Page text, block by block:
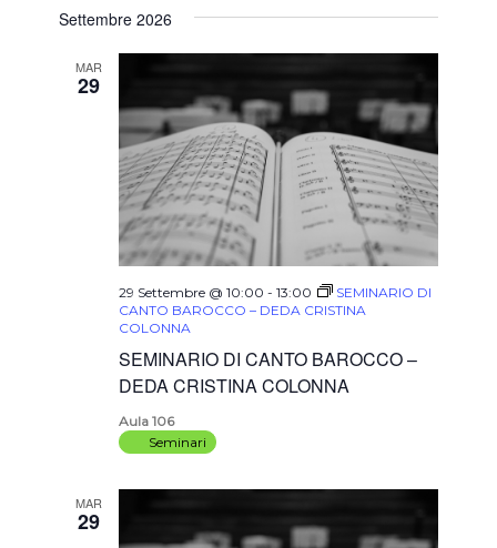
e
viste
la
Settembre 2026
MAR
29
SEMINARIO DI CANTO BAROCCO –
DEDA CRISTINA COLONNA
29 Settembre @ 10:00 -13:00
SEMINARIO DI
CANTO BAROCCO – DEDA CRISTINA
COLONNA
Aula 106
Seminari
MAR
29